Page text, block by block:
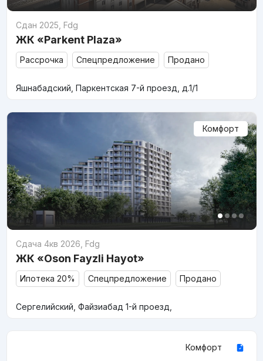
Сдан 2025 Fdg
ЖК «Parkent Plaza»
Рассрочка Спецпредложение Продано
Яшнабадский, Паркентская 7-й проезд, д.1/1
Комфорт
Сдача 4кв 2026 Fdg
ЖК «Oson Fayzli Hayot»
Ипотека 20% Спецпредложение Продано
Сергелийский, Файзиабад 1-й проезд,
Комфорт